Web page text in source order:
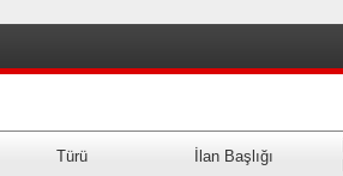
Türü İlan Başlığı